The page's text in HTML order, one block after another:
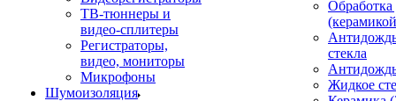
ТВ-тюннеры и
видео-сплитеры
Регистраторы,
видео, мониторы
Микрофоны
Шумоизоляция
Обработка
стекла
Жидкое